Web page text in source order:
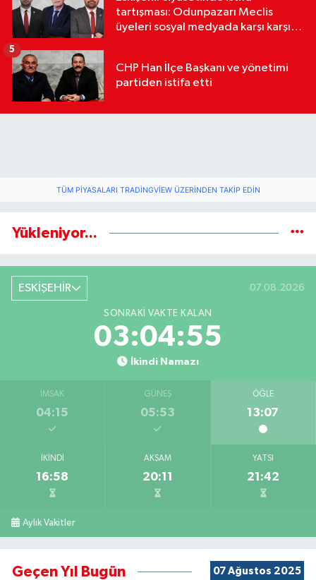
tartışması: Odunpazarı Meclis
üyeleri sosyal medyada karşı karşıya
CHP Han İlçe Başkanı ve yönetimi
partiden istifa etti
5
TÜM PIYASALARI TRADINGVIEW ÜZERINDEN TAKIP EDIN
Yükleniyor...
ESKİŞEHİR 07.08.2026
SONRAKI VAKTE KALAN
03:04:54
İkindi Namazı
İMSAK
04:15
GÜNEŞ
05:53
ÖĞLE
13:07
İKINDI
16:58
AKŞAM
20:11
YATSI
21:42
Aylık Vakitler
Geçen Yıl Bugün 07 Ağustos 2025